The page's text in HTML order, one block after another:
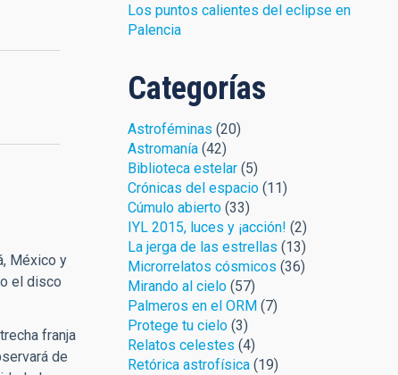
México y
el disco
franja
de
Los puntos calientes del eclipse en
Palencia
Categorías
Astroféminas (20)
Astromanía(42)
Biblioteca estelar(5)
Crónicas del espacio(11)
Cúmulo abierto(33)
IYL 2015, luces y ¡acción! (2)
La jerga de las estrellas (13)
Microrrelatos cósmicos (36)
Mirando al cielo(57)
Palmeros en el ORM(7)
Protege tu cielo(3)
Relatos celestes (4)
Retórica astrofísica(19)